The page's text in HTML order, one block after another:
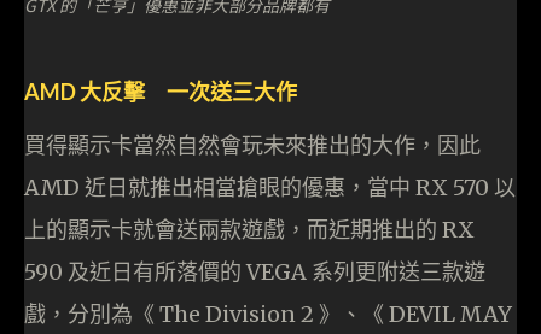
GTX 的「芒亨」優惠並非大部分品牌都有
AMD 大反擊 一次送三大作
買得顯示卡當然自然會玩未來推出的大作，因此
AMD 近日就推出相當搶眼的優惠，當中 RX 570 以
上的顯示卡就會送兩款遊戲，而近期推出的 RX
590 及近日有所落價的 VEGA 系列更附送三款遊
戲，分別為《 The Division 2 》、《 DEVIL MAY